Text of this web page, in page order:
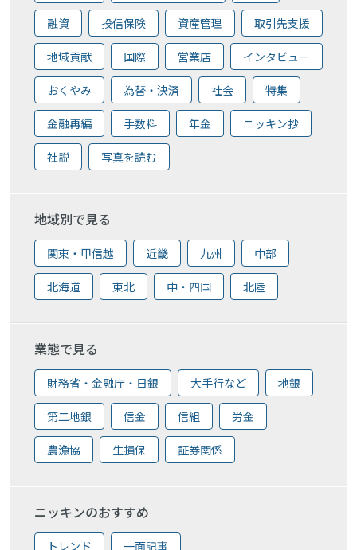
融資 投信保険 資産管理 取引先支援
地域貢献 国際 営業店 インタビュー
おくやみ 為替・決済 社会 特集
金融再編 手数料 年金 ニッキン抄
社説 写真を読む
地域別で見る
関東・甲信越 近畿 九州 中部
北海道 東北 中・四国 北陸
業態で見る
財務省・金融庁・日銀 大手行など 地銀
第二地銀 信金 信組 労金
農漁協 生損保 証券関係
ニッキンのおすすめ
トレンド 一面記事